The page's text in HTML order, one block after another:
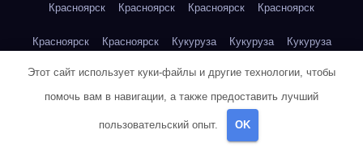
Красноярск Красноярск Красноярск Красноярск
Красноярск Красноярск Кукуруза Кукуруза Кукуруза
Кукуруза Кукуруза Кукуруза Кукуруза Кукуруза
Кукуруза
Куриная грудка
Этот сайт использует куки-файлы и другие технологии, чтобы
помочь вам в навигации, а также предоставить лучший
пользовательский опыт. OK